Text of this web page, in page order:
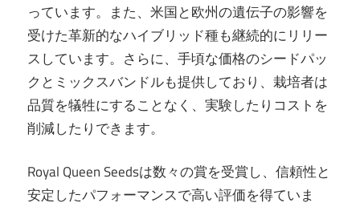
っています。また、米国と欧州の遺伝子の影響を
受けた革新的なハイブリッド種も継続的にリリー
スしています。さらに、手頃な価格のシードパッ
クとミックスバンドルも提供しており、栽培者は
品質を犠牲にすることなく、実験したりコストを
削減したりできます。
Royal Queen Seedsは数々の賞を受賞し、信頼性と
安定したパフォーマンスで高い評価を得ていま